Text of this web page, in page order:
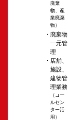
廃棄
物、産
業廃棄
物）
廃棄物
一元管
理
店舗、
施設、
建物管
理業務
（コー
ルセン
ター活
用）